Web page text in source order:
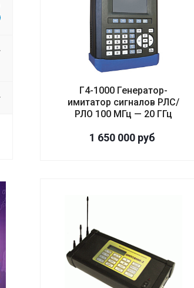
Г4-1000 Генератор-
имитатор сигналов РЛС/
РЛО 100 МГц — 20 ГГц
1 650 000руб